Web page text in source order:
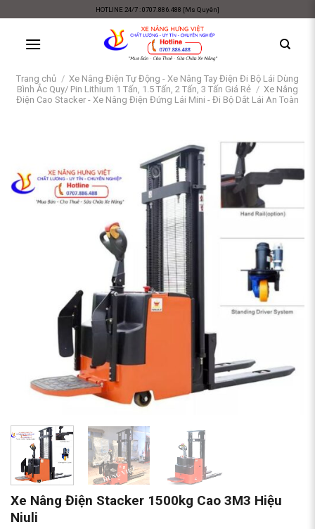
content
HOTLINE 24/7 : 0707.886.488 [Ms Quyên]
Trang chủ / Xe Nâng Điện Tự Động - Xe Nâng Tay Điện Đi Bộ Lái Dùng
Bình Ắc Quy/ Pin Lithium 1 Tấn, 1.5 Tấn, 2 Tấn, 3 Tấn Giá Rẻ / Xe Nâng
Điện Cao Stacker - Xe Nâng Điện Đứng Lái Mini - Đi Bộ Dắt Lái An Toàn
Xe Nâng Điện Stacker 1500kg Cao 3M3 Hiệu
Niuli